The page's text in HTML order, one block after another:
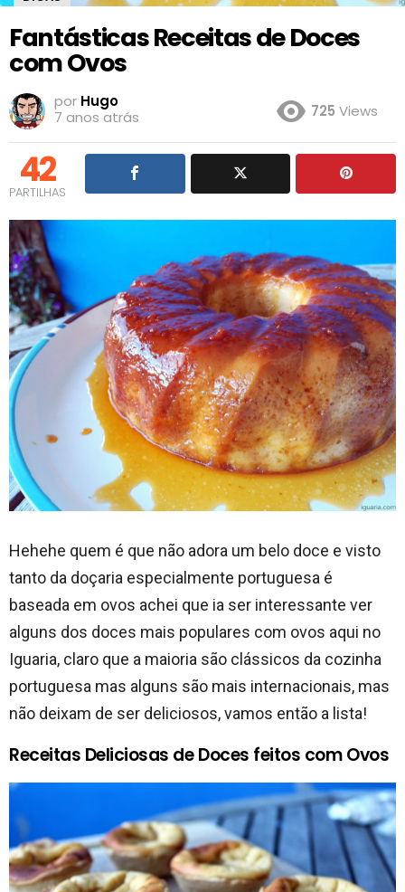
Fantásticas Receitas de Doces
com Ovos
por Hugo
7 anos atrás
725 Views
42
PARTILHAS
Hehehe quem é que não adora um belo doce e visto
tanto da doçaria especialmente portuguesa é
baseada em ovos achei que ia ser interessante ver
alguns dos doces mais populares com ovos aqui no
Iguaria, claro que a maioria são clássicos da cozinha
portuguesa mas alguns são mais internacionais, mas
não deixam de ser deliciosos, vamos então a lista!
Receitas Deliciosas de Doces feitos com Ovos